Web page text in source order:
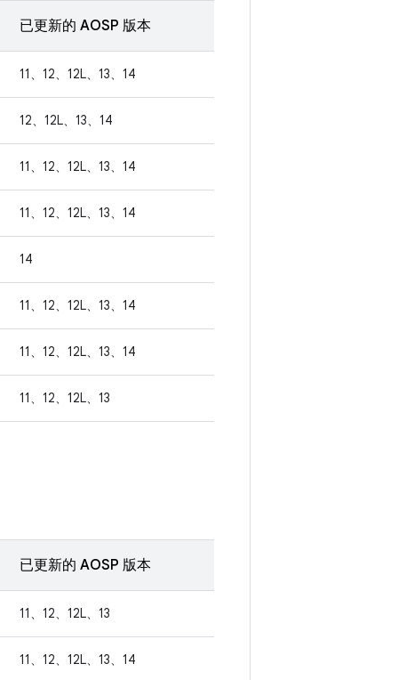
已更新的 AOSP 版本
11、12、12L、13、14
12、12L、13、14
11、12、12L、13、14
11、12、12L、13、14
14
11、12、12L、13、14
11、12、12L、13、14
11、12、12L、13
已更新的 AOSP 版本
11、12、12L、13
11、12、12L、13、14